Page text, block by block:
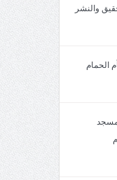
والنشر
الحمام
مسجد